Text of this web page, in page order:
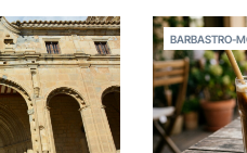
BARBASTRO-